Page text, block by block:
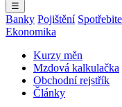
☰
Banky Pojištění
Ekonomika
Kurzy měn
Mzdová kalkulačka
Obchodní rejstřík
Články